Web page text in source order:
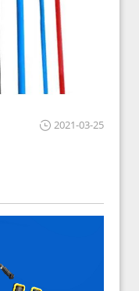
2021-03-25